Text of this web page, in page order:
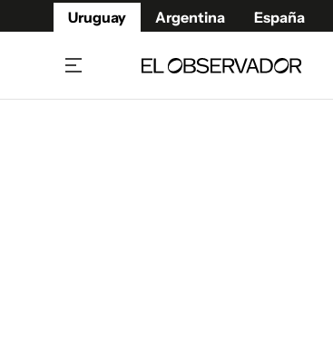
Uruguay Argentina España